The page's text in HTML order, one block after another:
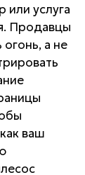
или услуга
Продавцы
а не
ваш